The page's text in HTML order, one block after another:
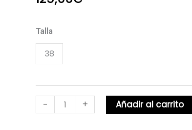
Talla
38
-
Cuñas
o
Alpargatas
Cerrada
+ Añadir al carrito